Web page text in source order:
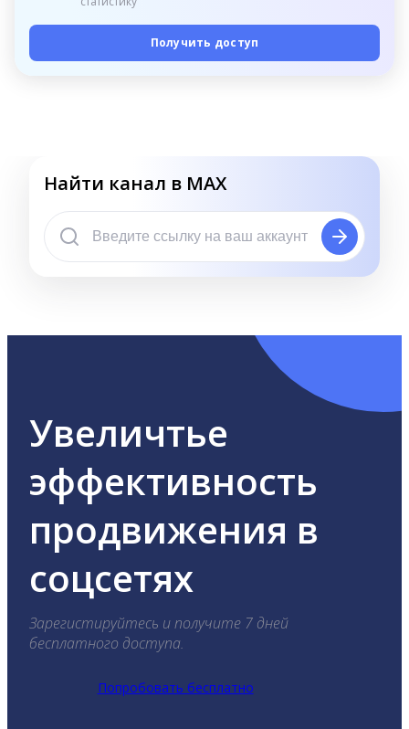
Получить доступ
Найти канал в MAX
Увеличтье
эффективность
продвижения в
соцсетях
Зарегистируйтесь и получите 7 дней
бесплатного доступа.
Попробовать бесплатно